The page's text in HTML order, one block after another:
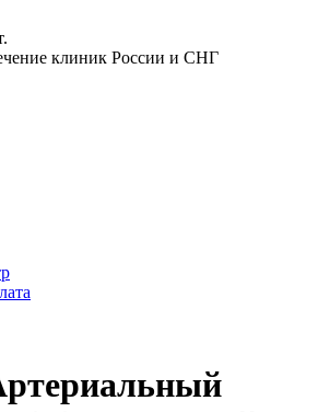
клиник России и СНГ